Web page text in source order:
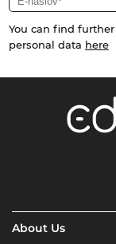
You can find
personal data here
About Us